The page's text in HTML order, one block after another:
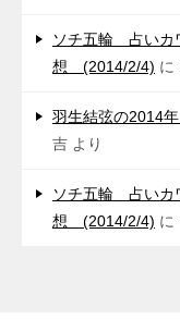
ソチ五輪 占いカ
想 (2014/2/4) に
羽生結弦の2014
吉 より
ソチ五輪 占いカ
想 (2014/2/4) に